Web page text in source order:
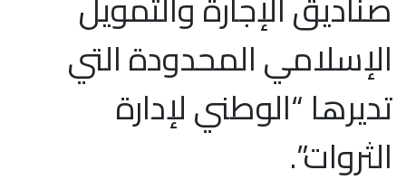
الإسلامي المحدودة التي
تديرها “الوطني لإدارة
الثروات”.